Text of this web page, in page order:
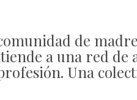
de
a una red
Una